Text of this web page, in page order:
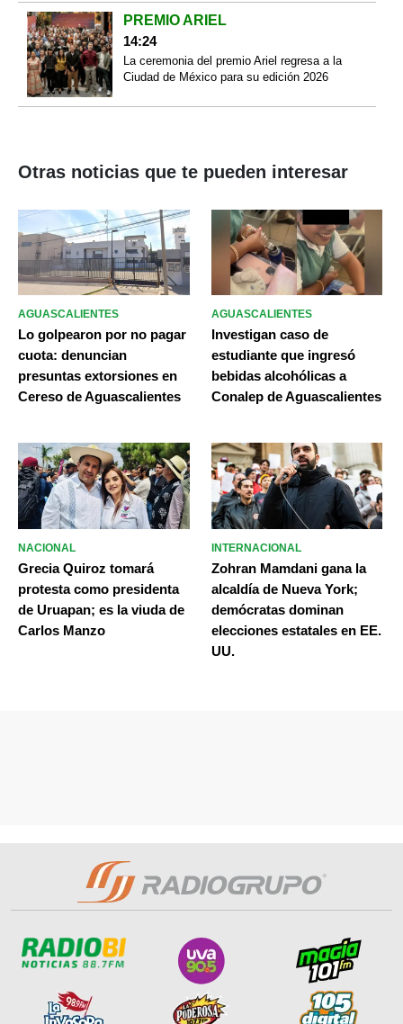
PREMIO ARIEL
14:24
La ceremonia del premio Ariel regresa a la
Ciudad de México para su edición 2026
Otras noticias que te pueden interesar
AGUASCALIENTES
Lo golpearon por no pagar
cuota: denuncian
presuntas extorsiones en
Cereso de Aguascalientes
AGUASCALIENTES
Investigan caso de
estudiante que ingresó
bebidas alcohólicas a
Conalep de Aguascalientes
NACIONAL
Grecia Quiroz tomará
protesta como presidenta
de Uruapan; es la viuda de
Carlos Manzo
INTERNACIONAL
Zohran Mamdani gana la
alcaldía de Nueva York;
demócratas dominan
elecciones estatales en EE.
UU.